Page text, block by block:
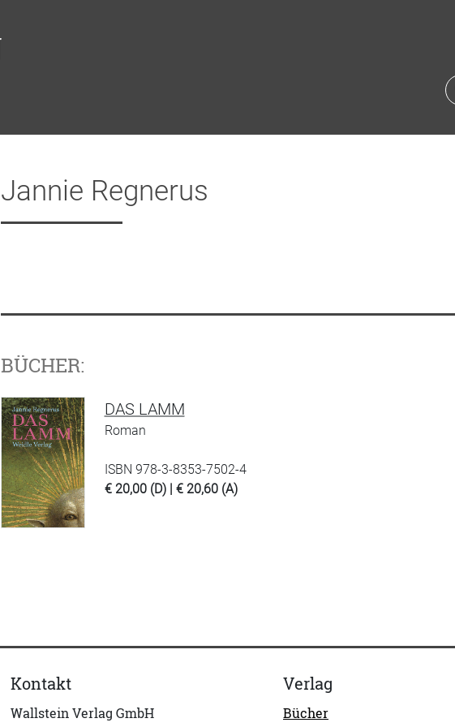
Jannie Regnerus
BÜCHER:
DAS LAMM
Roman
ISBN 978-3-8353-7502-4
€ 20,00 (D) | € 20,60 (A)
Kontakt
Wallstein Verlag GmbH
Verlag
Bücher